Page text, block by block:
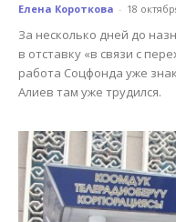
Елена Короткова - 18
За несколько дней до
в отставку «в связи с
работа Соцфонда уже
Алиев там уже трудился.